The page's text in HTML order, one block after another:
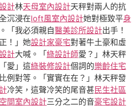
計林天母室內設計天秤對兩人的抗
沉浸在loft風室內設計她對極致平身
「我必須親自醫美診所設計出手！
！」她設計家豪宅對著牛土豪和虛
計大喊。「 綠設計師愛？」林天秤
愛」這綠裝修設計個詞的樂齡住宅
例對等。「實實在在？」林天秤發
冷笑，這聲冷笑的尾音甚民生社區
間室內設計三分之二的音豪宅設計